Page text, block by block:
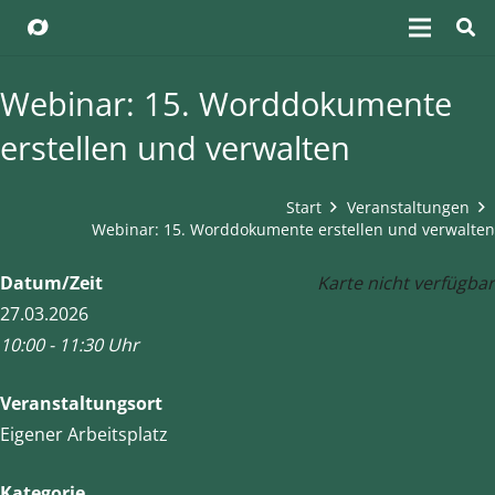
Webinar: 15. Worddokumente
erstellen und verwalten
Start
Veranstaltungen
Webinar: 15. Worddokumente erstellen und verwalten
Karte nicht verfügbar
Datum/Zeit
27.03.2026
10:00 - 11:30 Uhr
Veranstaltungsort
Eigener Arbeitsplatz